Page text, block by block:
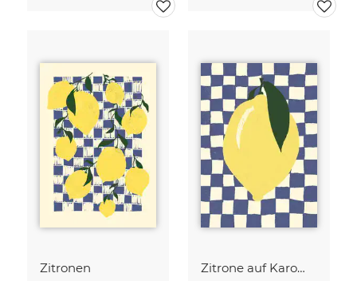
Zitronen Zitrone auf Karomuster